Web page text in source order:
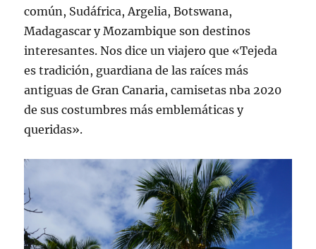
común, Sudáfrica, Argelia, Botswana,
Madagascar y Mozambique son destinos
interesantes. Nos dice un viajero que «Tejeda
es tradición, guardiana de las raíces más
antiguas de Gran Canaria, camisetas nba 2020
de sus costumbres más emblemáticas y
queridas».